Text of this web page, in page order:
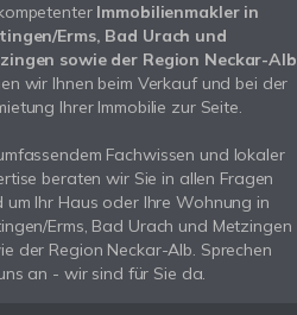
Immobilienmakler in
Erms, Bad Urach und
sowie der Region Neckar-Alb
wir Ihnen beim Verkauf und bei der
Ihrer Immobilie zur Seite.
Fachwissen und lokaler
beraten wir Sie in allen Fragen
um Ihr Haus oder Ihre Wohnung in
Erms, Bad Urach und Metzingen
der Region Neckar-Alb. Sprechen
an - wir sind für Sie da.